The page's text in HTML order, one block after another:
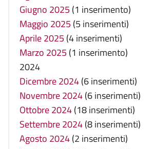
Giugno 2025 (1 inserimento)
Maggio 2025 (5 inserimenti)
Aprile 2025 (4 inserimenti)
Marzo 2025 (1 inserimento)
2024
Dicembre 2024(6 inserimenti)
Novembre 2024(6 inserimenti)
Ottobre 2024(18 inserimenti)
Settembre 2024(8 inserimenti)
Agosto 2024(2 inserimenti)